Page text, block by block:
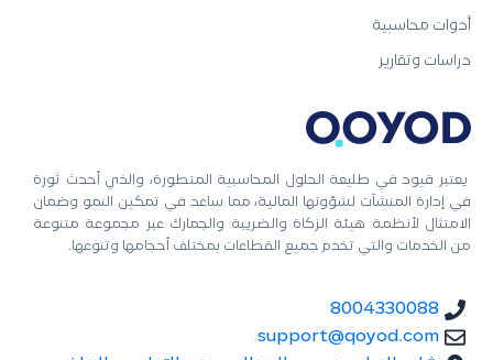
يعتبر قيود في طليعة الحلول المحاسبية المتطورة، والذي أحدث ثورة
في إدارة المنشآت لشؤونها المالية، مما ساعد في تمكين النمو وضمان
الامتثال لأنظمة هيئة الزكاة والضريبة والجمارك عبر مجموعة متنوعة
من الخدمات والتي تخدم جميع القطاعات بمختلف أحجامها وتنوعها.
8004330088
support@qoyod.com
أدوات محاسبية
دراسات وتقارير